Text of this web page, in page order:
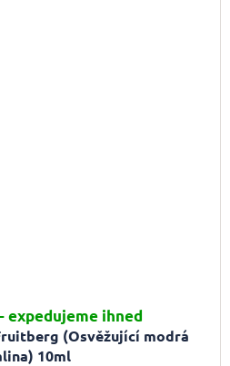
(Osvěžující modrá
10ml
expedujeme ihned